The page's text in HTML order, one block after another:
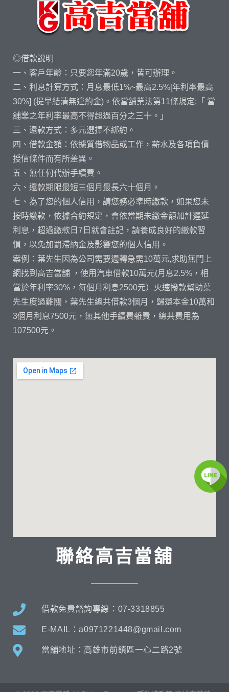
◎借款說明
一、客戶年齡：只要您年滿20歲，皆可辦理。
二、利息計算方式：月息最低1%~最高2.5%[年利率最高
30%] (提早結清無違約金)。依當舖業法第11條規定:「 當
舖業之年利率最高不得超過百分之三十。」
三、還款方式：多元選擇不綁約。
四、借款金額：依據質借物品或工作，薪水及各項負債
授信條件而有所差異。
五、無任何代辦手續費。
六、還款期限最短三個月最長六十個月。
七、為了您的個人信用，請您務必準時繳款，如果您未
按時繳款，依據合約規定，會依當期未繳金額加計遲延
利息，超過繳款日7日就會註記，請養成良好的繳款習
慣，以免加罰滯納金及影響您的個人信用。
案例：葉先生因為公司需要週轉急需10萬元,求助無門上
網找到高吉當舖 ，使用汽車借款10萬元(月息2.5%，相
當於年利率30%，每個月利息2500元）火速撥款幫助葉
先生度過難關，葉先生總共借款3個月，歸還本金10萬和
3個月利息7500元，無其他手續費雜費，總共費用為
107500元。
聯絡高吉當舖
借款免費諮詢專線：07-3318855
E-MAIL：a0971221448@gmail.com
當舖地址：高雄市前鎮區一心二路2號